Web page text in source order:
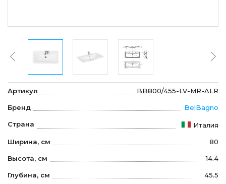
Артикул BB800/455-LV-MR-ALR
Бренд BelBagno
Страна Италия
Ширина, см 80
Высота, см 14.4
Глубина, см 45.5